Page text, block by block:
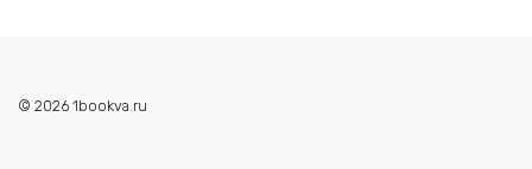
© 2026 1bookva.ru